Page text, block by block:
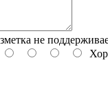
не